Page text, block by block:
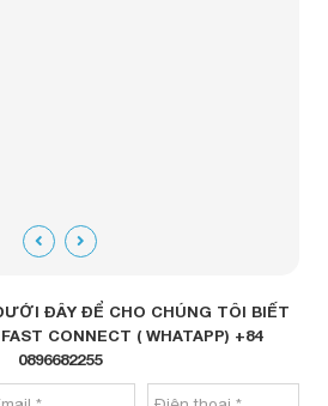
ĐÂY ĐỂ CHO CHÚNG TÔI BIẾT
CONNECT ( WHATAPP) +84
0896682255